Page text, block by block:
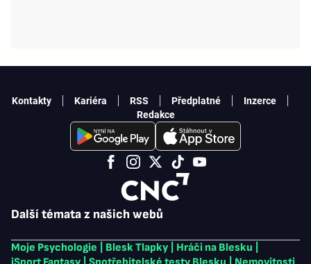
Další témata z našich webů
Moje Psychologie Blesk Tlapky Hráči na Blesku
Kontakty Kariéra RSS Předplatné
Inzerce
Redakce